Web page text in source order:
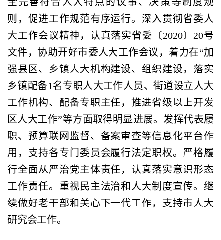
则，促进工作规范有序运行。深入贯彻省委人
大工作会议精神，认真落实省委〔2020〕20号
文件，协助开好市委人大工作会议，着力在“加
强县区、乡镇人大机构建设、组织建设，落实
乡镇配备1名专职人大工作人员、街道设立人大
工作机构、配备专职主任，推进省级以上开发
区人大工作”等方面取得明显进展。发挥代表履
职、预算联网监督、备案审查等信息化平台作
用，支持各专门委员会履行法定职权。严格履
行全面从严治党主体责任，认真落实意识形态
工作责任。重视民主法治和人大制度宣传。继
续做好老干部和关心下一代工作，支持市人大
研究会工作。